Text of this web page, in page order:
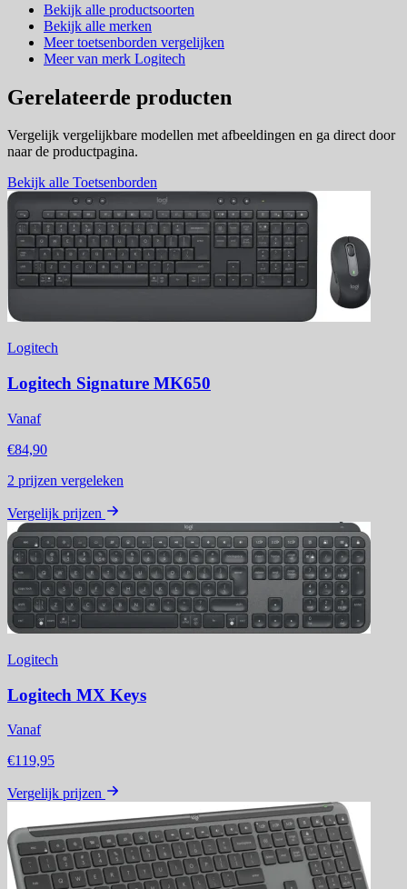
Bekijk alle productsoorten
Bekijk alle merken
Meer toetsenborden vergelijken
Meer van merk Logitech
Gerelateerde producten
Vergelijk vergelijkbare modellen met afbeeldingen en ga direct door
naar de productpagina.
Bekijk alle Toetsenborden
Logitech
Logitech Signature MK650
Vanaf
€84,90
2 prijzen vergeleken
Vergelijk prijzen
Logitech
Logitech MX Keys
Vanaf
€119,95
Vergelijk prijzen